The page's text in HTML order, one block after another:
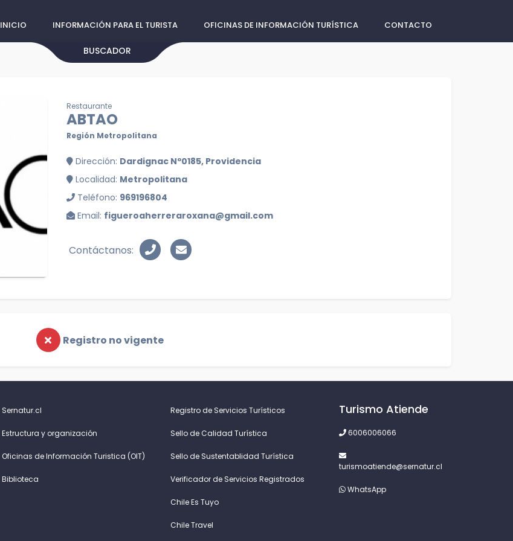
INICIO INFORMACIÓN PARA EL TURISTA OFICINAS DE INFORMACIÓN TURÍSTICA CONTACTO
BUSCADOR
Restaurante
ABTAO
Región Metropolitana
Dirección: Dardignac Nº0185, Providencia
Localidad: Metropolitana
Teléfono: 969196804
Email: figueroaherreraroxana@gmail.com
Contáctanos:
Registro no vigente
Sernatur.cl
Estructura y organización
Oficinas de Información Turistica (OIT)
Biblioteca
Registro de Servicios Turísticos
Sello de Calidad Turística
Sello de Sustentablidad Turística
Verificador de Servicios Registrados
Chile Es Tuyo
Chile Travel
Turismo Atiende
6006006066
turismoatiende@sernatur.cl
WhatsApp